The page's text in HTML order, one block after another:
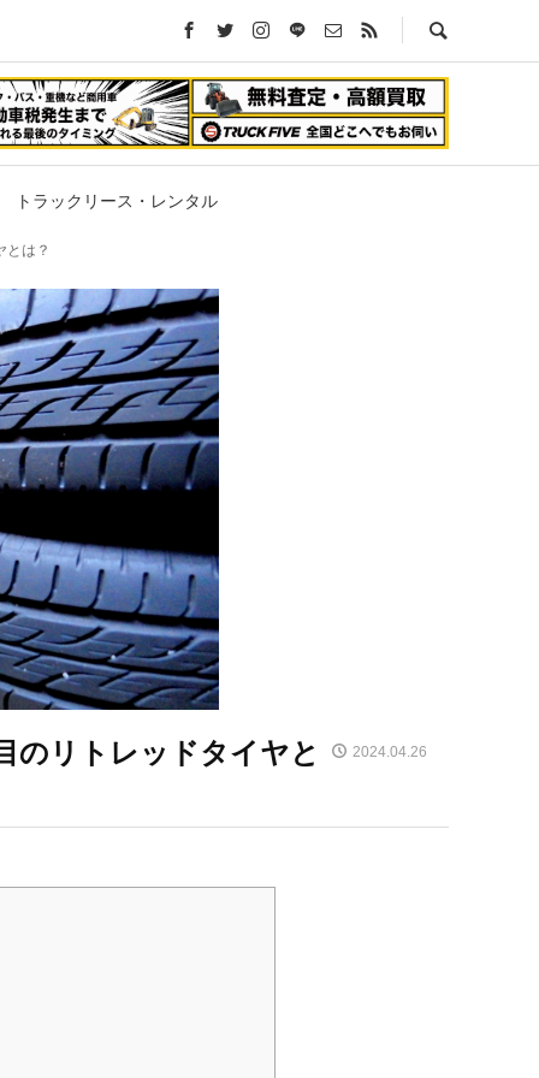
トラックリース・レンタル
とは？
のリトレッドタイヤと
2024.04.26